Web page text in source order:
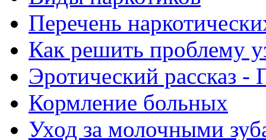
Перечень
Как решить проблему
Эротический рассказ -
Кормление больных
Уход за молочными